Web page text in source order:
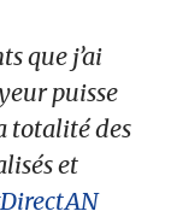
que j’ai
puisse
totalité des
et